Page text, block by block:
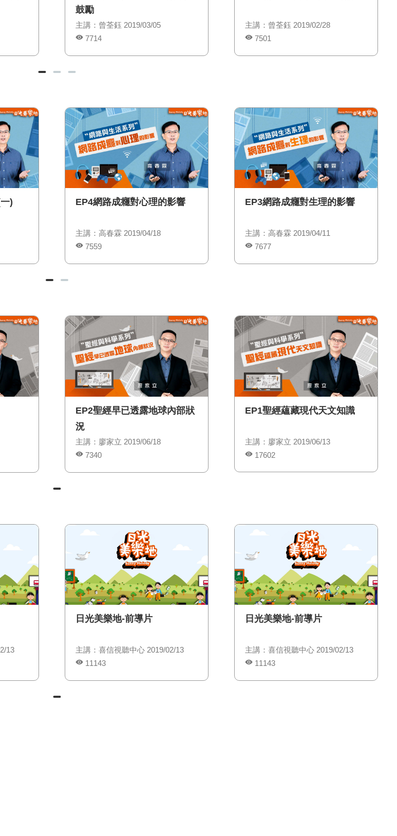
鼓勵
主講：曾荃鈺 2019/03/05
7714
主講：曾荃鈺 2019/02/28
7501
) EP4網路成癮對心理的影響
主講：高春霖 2019/04/18
7559
EP3網路成癮對生理的影響
主講：高春霖 2019/04/11
7677
EP2聖經早已透露地球內部狀
況
主講：廖家立 2019/06/18
7340
EP1聖經蘊藏現代天文知識
主講：廖家立 2019/06/13
17602
13
日光美樂地-前導片
主講：喜信視聽中心 2019/02/13
11143
日光美樂地-前導片
主講：喜信視聽中心 2019/02/13
11143